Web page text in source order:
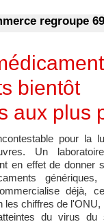
regroupe 69,7
bientôt
aux plus
pour la
Un laboratoire
en effet de donner
déjà,
les chiffres de l'ONU,
du virus